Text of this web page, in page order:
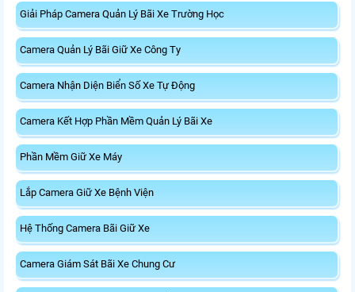
Giải Pháp Camera Quản Lý Bãi Xe Trường Học
Camera Quản Lý Bãi Giữ Xe Công Ty
Camera Nhận Diện Biển Số Xe Tự Động
Camera Kết Hợp Phần Mềm Quản Lý Bãi Xe
Phần Mềm Giữ Xe Máy
Lắp Camera Giữ Xe Bệnh Viện
Hệ Thống Camera Bãi Giữ Xe
Camera Giám Sát Bãi Xe Chung Cư